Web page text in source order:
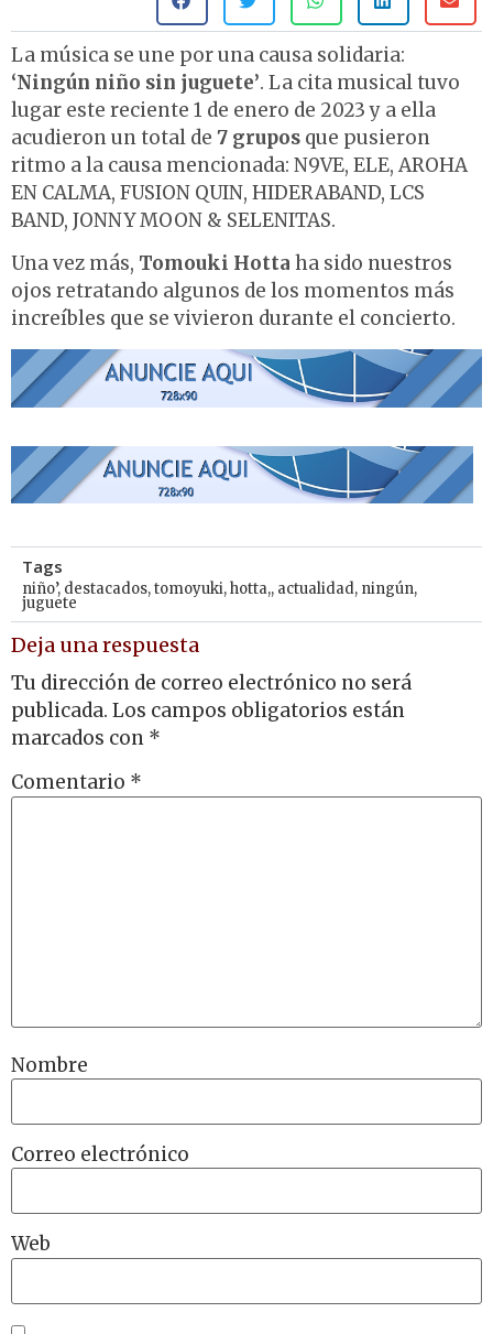
La música se une por una causa solidaria:
‘Ningún niño sin juguete’. La cita musical tuvo
lugar este reciente 1 de enero de 2023 y a ella
acudieron un total de 7 grupos que pusieron
ritmo a la causa mencionada: N9VE, ELE, AROHA
EN CALMA, FUSION QUIN, HIDERABAND, LCS
BAND, JONNY MOON & SELENITAS.
Una vez más, Tomouki Hotta ha sido nuestros
ojos retratando algunos de los momentos más
increíbles que se vivieron durante el concierto.
Tags
niño’, destacados,tomoyuki,hotta,, actualidad, ningún,
juguete
Deja una respuesta
Tu dirección de correo electrónico no será
publicada. Los campos obligatorios están
marcados con *
Comentario *
Nombre
Correo electrónico
Web